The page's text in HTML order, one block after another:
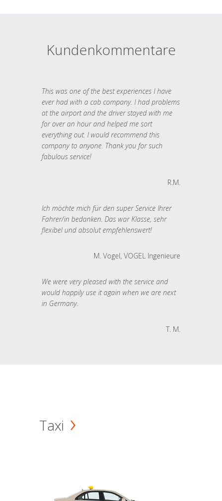
Kundenkommentare
This was one of the best experiences I have
ever had with a cab company. I had problems
at the airport and the driver stayed with me
for over an hour and helped me sort
everything out. I would recommend this
company to anyone. Thank you for such
fabulous service!
R.M.
Ich möchte mich für den super Service Ihrer
Fahrer/in bedanken. Das war Klasse, sehr
flexibel und absolut empfehlenswert!
M. Vogel, VOGEL Ingenieure
We were very pleased with the service and
would happily use it again when we are next
in Germany.
T. M.
Taxi